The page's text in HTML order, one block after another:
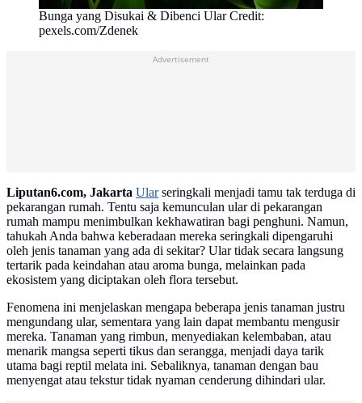
Bunga yang Disukai & Dibenci Ular Credit:
pexels.com/Zdenek
Liputan6.com, Jakarta Ularseringkali menjadi tamu tak terduga di
pekarangan rumah. Tentu saja kemunculan ular di pekarangan
rumah mampu menimbulkan kekhawatiran bagi penghuni. Namun,
tahukah Anda bahwa keberadaan mereka seringkali dipengaruhi
oleh jenis tanaman yang ada di sekitar? Ular tidak secara langsung
tertarik pada keindahan atau aroma bunga, melainkan pada
ekosistem yang diciptakan oleh flora tersebut.
Fenomena ini menjelaskan mengapa beberapa jenis tanaman justru
mengundang ular, sementara yang lain dapat membantu mengusir
mereka. Tanaman yang rimbun, menyediakan kelembaban, atau
menarik mangsa seperti tikus dan serangga, menjadi daya tarik
utama bagi reptil melata ini. Sebaliknya, tanaman dengan bau
menyengat atau tekstur tidak nyaman cenderung dihindari ular.